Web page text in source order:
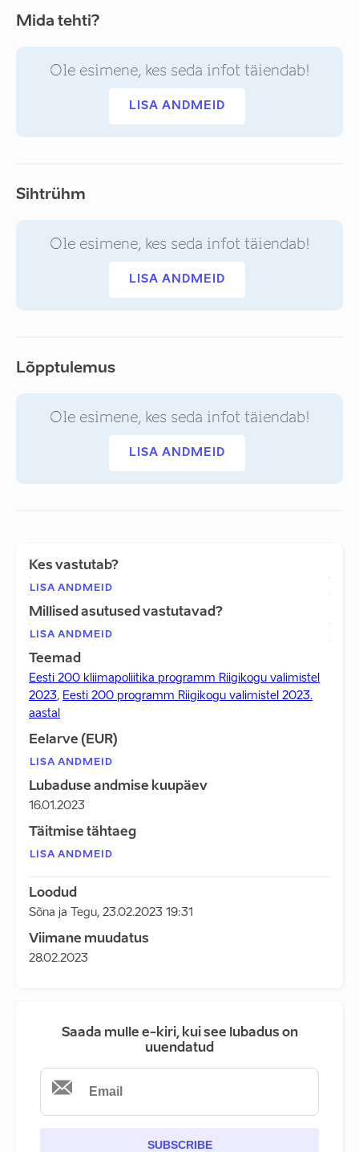
Mida tehti?
Ole esimene, kes seda infot täiendab!
LISA ANDMEID
Sihtrühm
Ole esimene, kes seda infot täiendab!
LISA ANDMEID
Lõpptulemus
Ole esimene, kes seda infot täiendab!
LISA ANDMEID
Kes vastutab?
LISA ANDMEID
Millised asutused vastutavad?
LISA ANDMEID
Teemad
Eesti 200 kliimapoliitika programm Riigikogu valimistel
2023, Eesti 200 programm Riigikogu valimistel 2023.
aastal
Eelarve (EUR)
LISA ANDMEID
Lubaduse andmise kuupäev
16.01.2023
Täitmise tähtaeg
LISA ANDMEID
Loodud
Sõna ja Tegu, 23.02.2023 19:31
Viimane muudatus
28.02.2023
Saada mulle e-kiri, kui see lubadus on
uuendatud
SUBSCRIBE